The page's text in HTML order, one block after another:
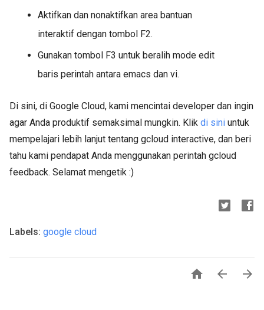
Aktifkan dan nonaktifkan area bantuan
interaktif dengan tombol F2.
Gunakan tombol F3 untuk beralih mode edit
baris perintah antara emacs dan vi.
Di sini, di Google Cloud, kami mencintai developer dan ingin
agar Anda produktif semaksimal mungkin. Klik di sini untuk
mempelajari lebih lanjut tentang gcloud interactive, dan beri
tahu kami pendapat Anda menggunakan perintah gcloud
feedback. Selamat mengetik :)
Labels: google cloud
  